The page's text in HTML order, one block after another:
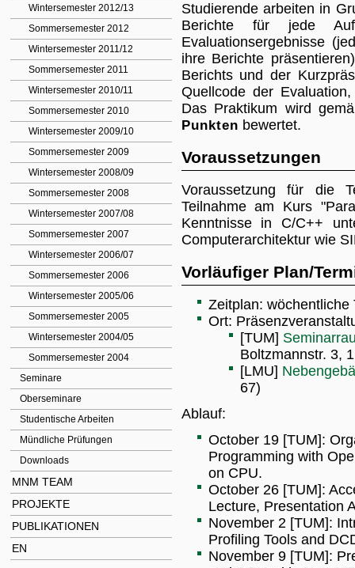
Wintersemester 2012/13
Sommersemester 2012
Wintersemester 2011/12
Sommersemester 2011
Wintersemester 2010/11
Sommersemester 2010
Wintersemester 2009/10
Sommersemester 2009
Wintersemester 2008/09
Sommersemester 2008
Wintersemester 2007/08
Sommersemester 2007
Wintersemester 2006/07
Sommersemester 2006
Wintersemester 2005/06
Sommersemester 2005
Wintersemester 2004/05
Sommersemester 2004
Seminare
Oberseminare
Studentische Arbeiten
Mündliche Prüfungen
Downloads
MNM TEAM
PROJEKTE
PUBLIKATIONEN
EN
Studierende arbeiten in
Berichte für jede
Evaluationsergebnisse
ihre Berichte
Berichts und der
Quellcode der
Das Praktikum wird
Punkten bewertet.
Voraussetzungen
Voraussetzung für die
Teilnahme am Kurs
Kenntnisse in C/C++
Computerarchitektur wie
Vorläufiger Plan/
Zeitplan: wöchentliche
Ort:
[TUM]
Boltzmannstr. 3,
[LMU]
67)
Ablauf:
October 19 [TUM]:
Programming with
on CPU.
October 26 [TUM]:
Lecture, Presentation
November 2 [TUM]:
Profiling Tools and
November 9 [TUM]: